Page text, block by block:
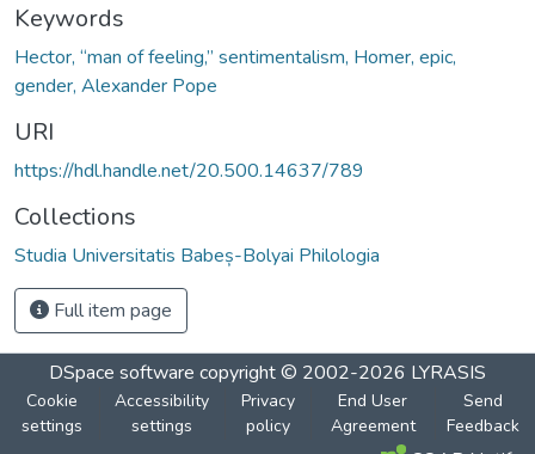
Keywords
Hector, “man of feeling,” sentimentalism, Homer, epic,
gender, Alexander Pope
URI
https://hdl.handle.net/20.500.14637/789
Collections
Studia Universitatis Babeș-Bolyai Philologia
Full item page
DSpace software copyright © 2002-2026 LYRASIS
Cookie
settings
Accessibility
settings
Privacy
policy
End User
Agreement
Send
Feedback